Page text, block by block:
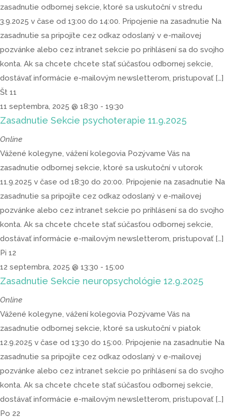
zasadnutie odbornej sekcie, ktoré sa uskutoční v stredu
3.9.2025 v čase od 13:00 do 14:00. Pripojenie na zasadnutie Na
zasadnutie sa pripojíte cez odkaz odoslaný v e-mailovej
pozvánke alebo cez intranet sekcie po prihlásení sa do svojho
konta. Ak sa chcete chcete stať súčasťou odbornej sekcie,
dostávať informácie e-mailovým newsletterom, pristupovať […]
Št 11
11 septembra, 2025 @ 18:30 - 19:30
Zasadnutie Sekcie psychoterapie 11.9.2025
Online
Vážené kolegyne, vážení kolegovia Pozývame Vás na
zasadnutie odbornej sekcie, ktoré sa uskutoční v utorok
11.9.2025 v čase od 18:30 do 20:00. Pripojenie na zasadnutie Na
zasadnutie sa pripojíte cez odkaz odoslaný v e-mailovej
pozvánke alebo cez intranet sekcie po prihlásení sa do svojho
konta. Ak sa chcete chcete stať súčasťou odbornej sekcie,
dostávať informácie e-mailovým newsletterom, pristupovať […]
Pi 12
12 septembra, 2025 @ 13:30 - 15:00
Zasadnutie Sekcie neuropsychológie 12.9.2025
Online
Vážené kolegyne, vážení kolegovia Pozývame Vás na
zasadnutie odbornej sekcie, ktoré sa uskutoční v piatok
12.9.2025 v čase od 13:30 do 15:00. Pripojenie na zasadnutie Na
zasadnutie sa pripojíte cez odkaz odoslaný v e-mailovej
pozvánke alebo cez intranet sekcie po prihlásení sa do svojho
konta. Ak sa chcete chcete stať súčasťou odbornej sekcie,
dostávať informácie e-mailovým newsletterom, pristupovať […]
Po 22